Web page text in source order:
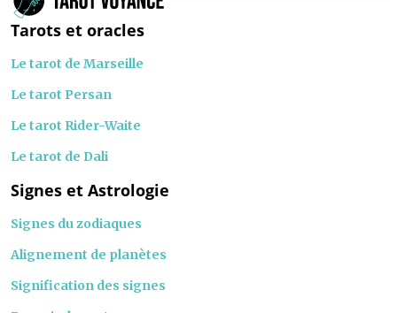
Tarots et oracles
Le tarot de Marseille
Le tarot Persan
Le tarot Rider-Waite
Le tarot de Dali
Signes et Astrologie
Signes du zodiaques
Alignement de planètes
Signification des signes